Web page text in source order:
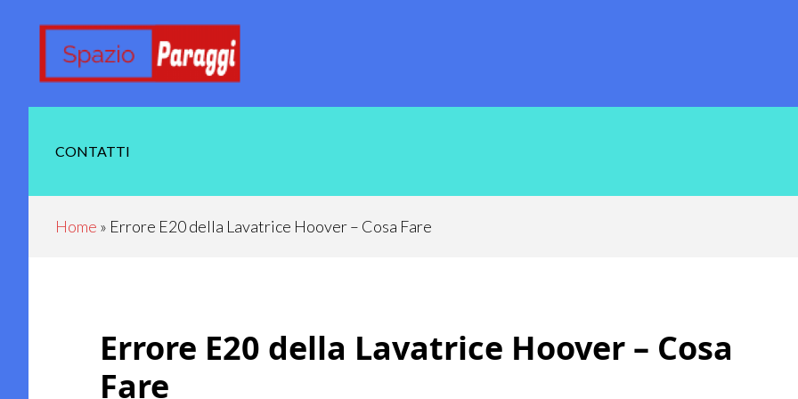
secondary
CONTATTI
Home » Errore E20 della Lavatrice Hoover – Cosa Fare
Errore E20 della Lavatrice Hoover – Cosa
Fare